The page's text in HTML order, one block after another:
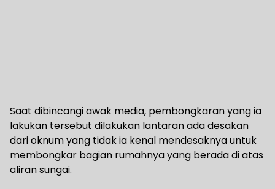
Saat dibincangi awak media, pembongkaran yang ia
lakukan tersebut dilakukan lantaran ada desakan
dari oknum yang tidak ia kenal mendesaknya untuk
membongkar bagian rumahnya yang berada di atas
aliran sungai.